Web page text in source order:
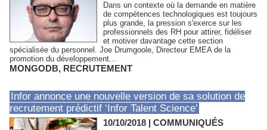
Dans un contexte où la demande en matière
de compétences technologiques est toujours
plus grande, la pression s'exerce sur les
professionnels des RH pour attirer, fidéliser
et motiver davantage cette section
spécialisée du personnel. Joe Drumgoole, Directeur EMEA de la
promotion du développement...
MONGODB, RECRUTEMENT
Infor annonce une nouvelle version de sa solution de
recrutement prédictif ‘Infor Talent Science’
10/10/2018 | COMMUNIQUÉS